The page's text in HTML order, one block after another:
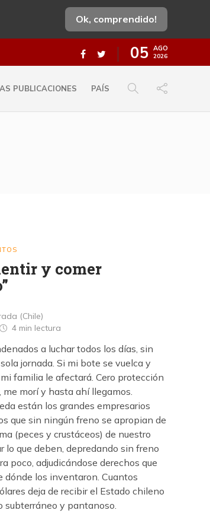
Ok, comprendido!
05 AGO
2026
PUBLICACIONES PAÍS
y comer
(Chile)
4 min lectura
a luchar todos los días, sin
jornada. Si mi bote se vuelca y
familia le afectará. Cero protección
me morí y hasta ahí llegamos.
están los grandes empresarios
que sin ningún freno se apropian de
(peces y crustáceos) de nuestro
lo que deben, depredando sin freno
poco, adjudicándose derechos que
dónde los inventaron. Cuantos
deja de recibir el Estado chileno
subterráneo y pantanoso.